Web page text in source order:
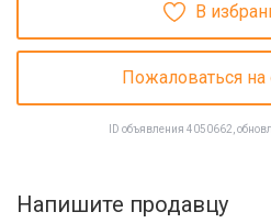
В
Пожаловаться
ID объявления 4050662,
Напишите продавцу